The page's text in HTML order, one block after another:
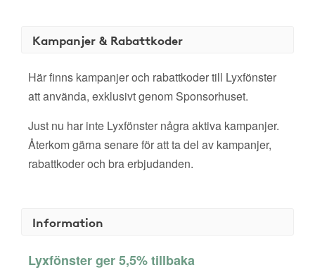
Kampanjer & Rabattkoder
Här finns kampanjer och rabattkoder till Lyxfönster
att använda, exklusivt genom Sponsorhuset.
Just nu har inte Lyxfönster några aktiva kampanjer.
Återkom gärna senare för att ta del av kampanjer,
rabattkoder och bra erbjudanden.
Information
Lyxfönster ger 5,5% tillbaka